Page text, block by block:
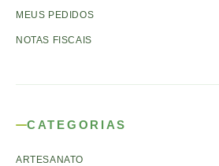
MEUS PEDIDOS
NOTAS FISCAIS
CATEGORIAS
ARTESANATO